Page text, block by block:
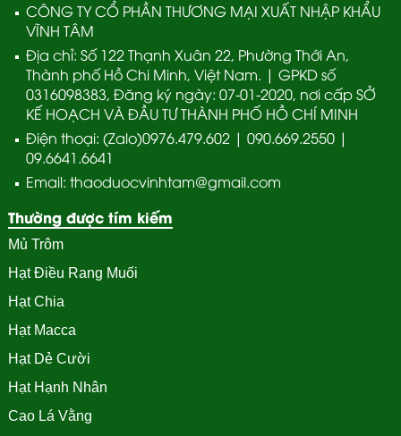
CÔNG TY CỔ PHẦN THƯƠNG MẠI XUẤT NHẬP KHẨU
VĨNH TÂM
Địa chỉ: Số 122 Thạnh Xuân 22, Phường Thới An,
Thành phố Hồ Chi Minh, Việt Nam. | GPKD số
0316098383, Đăng ký ngày: 07-01-2020, nơi cấp SỞ
KẾ HOẠCH VÀ ĐẦU TƯ THÀNH PHỐ HỒ CHÍ MINH
Điện thoại: (Zalo)0976.479.602 | 090.669.2550 |
09.6641.6641
Email: thaoduocvinhtam@gmail.com
Thường được tím kiếm
Mủ Trôm
Hạt Điều Rang Muối
Hạt Chia
Hạt Macca
Hạt Dẻ Cười
Hạt Hạnh Nhân
Cao Lá Vằng